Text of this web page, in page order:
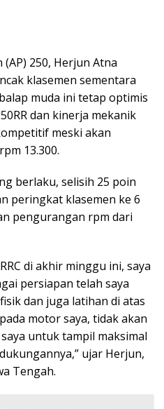
250, Herjun Atna
klasemen sementara
muda ini tetap optimis
dan kinerja mekanik
meski akan
13.300.
berlaku, selisih 25 poin
peringkat klasemen ke 6
pengurangan rpm dari
di akhir minggu ini, saya
persiapan telah saya
dan juga latihan di atas
motor saya, tidak akan
untuk tampil maksimal
ujar Herjun,
Tengah.